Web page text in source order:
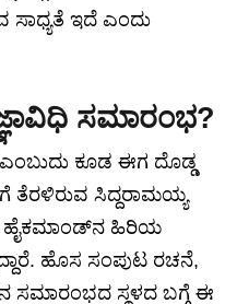
ಸಾಧ್ಯತೆ ಇದೆ ಎಂದು
ಸಮಾರಂಭ?
ಕೂಡ ಈಗ ದೊಡ್ಡ
ಸಿದ್ದರಾಮಯ್ಯ
ಹೈಕಮಾಂಡ್‌ನ ಹಿರಿಯ
ಹೊಸ ಸಂಪುಟ ರಚನೆ,
ಸಮಾರಂಭದ ಸ್ಥಳದ ಬಗ್ಗೆ ಈ